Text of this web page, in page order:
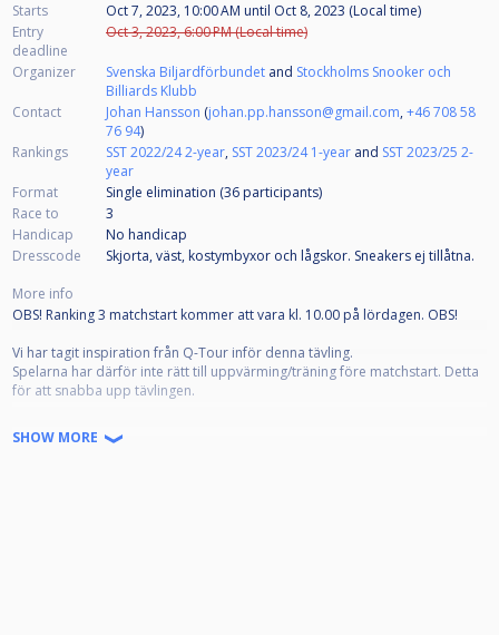
Starts Oct 7, 2023, 10:00 AM until Oct 8, 2023 (Local time)
Entry
deadline
Oct 3, 2023, 6:00 PM (Local time)
Organizer Svenska Biljardförbundet and Stockholms Snooker och
Billiards Klubb
Contact
Johan Hansson (johan.pp.hansson@gmail.com,+46 708 58
76 94)
Rankings
SST 2022/24 2-year, SST 2023/24 1-year and SST 2023/25 2-
year
Format
Single elimination (36 participants)
Race to
3
Handicap
No handicap
Dresscode
Skjorta, väst, kostymbyxor och lågskor. Sneakers ej tillåtna.
More info
OBS! Ranking 3 matchstart kommer att vara kl. 10.00 på lördagen. OBS!
Vi har tagit inspiration från Q-Tour inför denna tävling.
Spelarna har därför inte rätt till uppvärming/träning före matchstart. Detta
för att snabba upp tävlingen.
Lördag:
Matchstarter 10:00, 12:00, 14:00, 16:00 (och 18:00 vid behov)
SHOW MORE